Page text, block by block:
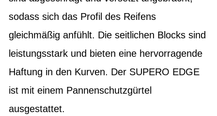
sodass sich das Profil des Reifens
gleichmäßig anfühlt. Die seitlichen Blocks sind
leistungsstark und bieten eine hervorragende
Haftung in den Kurven. Der SUPERO EDGE
ist mit einem Pannenschutzgürtel
ausgestattet.